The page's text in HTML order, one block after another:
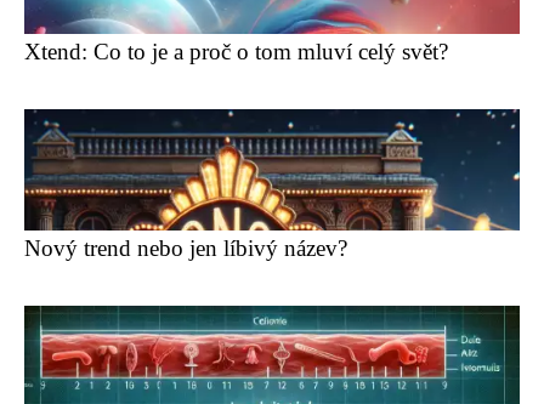
Xtend: Co to je a proč o tom mluví celý svět?
Nový trend nebo jen líbivý název?